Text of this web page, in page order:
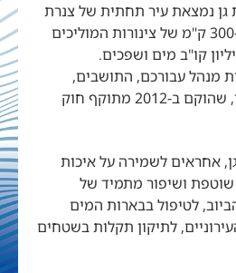
נמצאת עיר תחתית של צנרת
מים וביוב ובה כ-300 ק"מ של צינורות המוליכים
מנהל עבורכם, התושבים,
תאגיד מי רמת גן, שהוקם ב-2012 מתוקף חוק
אחראים לשמירה על איכות
ושיפור מתמיד של
לטיפול בבארות המים
לתיקון תקלות בשטחים